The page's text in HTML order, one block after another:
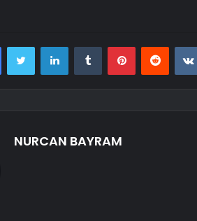
FacebookTwitter LinkedInTumblr PinterestReddit
NURCAN BAYRAM